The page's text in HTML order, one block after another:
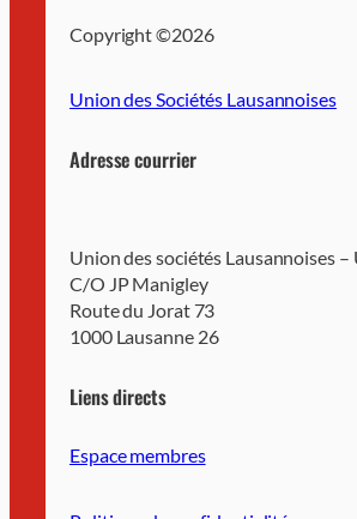
Copyright ©2026
Union des Sociétés Lausannoises
Adresse courrier
Union des sociétés Lausannoises –
C/O JP Manigley
Route du Jorat 73
1000 Lausanne 26
Liens directs
Espace membres